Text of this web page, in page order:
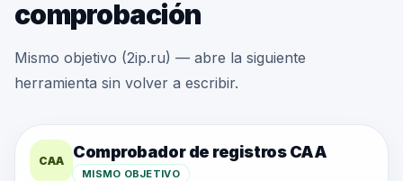
comprobación
Mismo objetivo (2ip.ru) — abre la siguiente
herramienta sin volver a escribir.
CAA Comprobador de registros CAA
MISMO OBJETIVO